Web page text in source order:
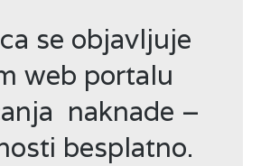
se objavljuje
web portalu
naknade –
besplatno.